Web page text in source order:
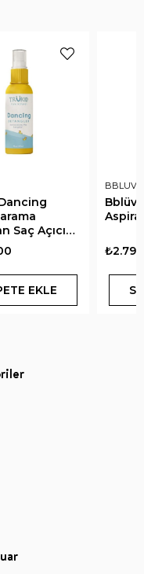
Saç Açıcı
ml
EKLE
BBLUV
Bblüv